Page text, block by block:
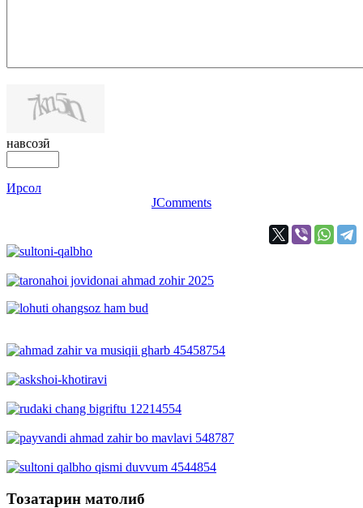
навсозӣ
Ирсол
JComments
Тозатарин матолиб